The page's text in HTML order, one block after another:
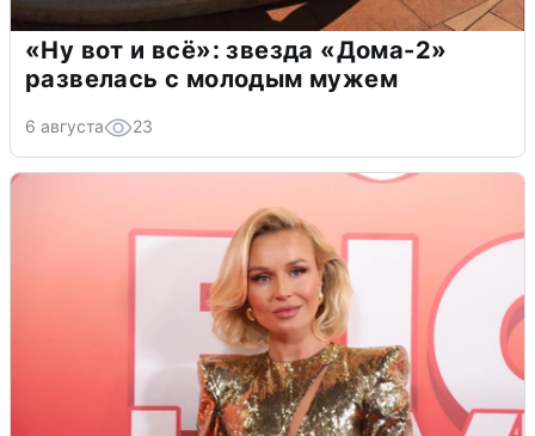
«Ну вот и всё»: звезда «Дома-2»
развелась с молодым мужем
6 августа 23